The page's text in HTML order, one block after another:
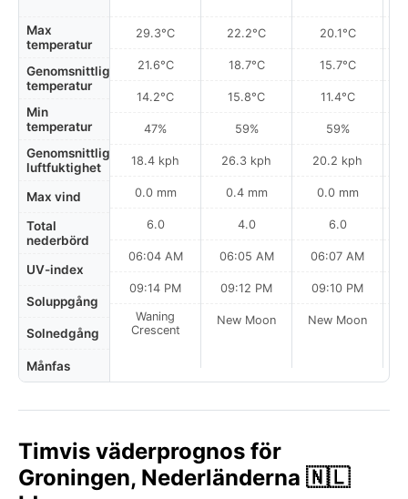
Max
temperatur
Genomsnittlig
temperatur
Min
temperatur
Genomsnittlig
luftfuktighet
Max vind
Total
nederbörd
UV-index
Soluppgång
Solnedgång
Månfas
29.3°C
21.6°C
14.2°C
47%
18.4 kph
0.0 mm
6.0
06:04 AM
09:14 PM
Waning
Crescent
22.2°C
18.7°C
15.8°C
59%
26.3 kph
0.4 mm
4.0
06:05 AM
09:12 PM
New Moon
20.1°C
15.7°C
11.4°C
59%
20.2 kph
0.0 mm
6.0
06:07 AM
09:10 PM
New Moon
Timvis väderprognos för
Groningen, Nederländerna 🇳🇱